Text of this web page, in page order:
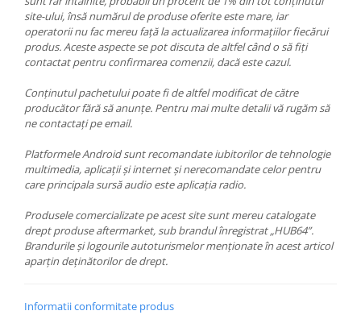
site-ului, însă numărul de produse oferite este mare, iar
operatorii nu fac mereu față la actualizarea informațiilor fiecărui
produs. Aceste aspecte se pot discuta de altfel când o să fiți
contactat pentru confirmarea comenzii, dacă este cazul.
Conținutul pachetului poate fi de altfel modificat de către
producător fără să anunțe. Pentru mai multe detalii vă rugăm să
ne contactați pe email.
Platformele Android sunt recomandate iubitorilor de tehnologie
multimedia, aplicații și internet și nerecomandate celor pentru
care principala sursă audio este aplicația radio.
Produsele comercializate pe acest site sunt mereu catalogate
drept produse aftermarket, sub brandul înregistrat „HUB64”.
Brandurile și logourile autoturismelor menționate în acest articol
aparțin deținătorilor de drept.
Informatii conformitate produs